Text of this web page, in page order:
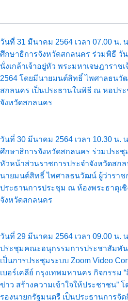
วันที่ 31 มีนาคม 2564 เวลา 07.00 น.
ศึกษาธิการจังหวัดสกลนคร ร่วมพิธี วั
นั่งเกล้าเจ้าอยู่หัว พระมหาเจษฎาราช
2564 โดยมีนายมนต์สิทธิ์ ไพศาลธนวั
สกลนคร เป็นประธานในพิธี ณ หอปร
จังหวัดสกลนคร
วันที่ 30 มีนาคม 2564 เวลา 10.30 น.
ศึกษาธิการจังหวัดสกลนคร ร่วมประ
หัวหน้าส่วนราชการประจำจังหวัดสก
นายมนต์สิทธิ์ ไพศาลธนวัฒน์ ผู้ว่าราช
ประธานการประชุม ณ ห้องพระธาตุเ
จังหวัดสกลนคร
วันที่ 29 มีนาคม 2564 เวลา 09.00 น.
ประชุมคณะอนุกรรมการประชาสัมพั
เป็นการประชุมระบบ Zoom Video
เบอร์เคลีย์ กรุงเทพมหานคร กิจกรรม
ข่าว สร้างความเข้าใจให้ประชาชน”
รองนายกรัฐมนตรี เป็นประธานการจั